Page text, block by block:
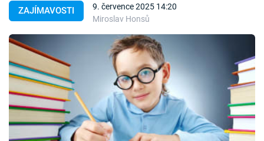
Témata
Témata
Pořady
TV Program
ZAJÍMAVOSTI
9. července 2025 14:20
Miroslav Honsů